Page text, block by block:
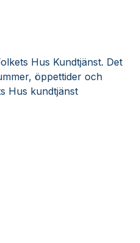
Hus Kundtjänst. Det
öppettider och
Hus kundtjänst